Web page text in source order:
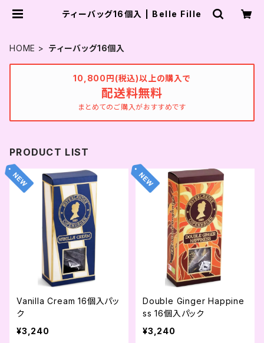
ティーバッグ16個入 | Belle Fille
HOME ティーバッグ16個入
10,800円(税込)以上の購入で
配送料無料
まとめてのご購入がおすすめです
PRODUCT LIST
Vanilla Cream 16個入パッ
ク
¥3,240
Double Ginger Happine
ss 16個入パック
¥3,240